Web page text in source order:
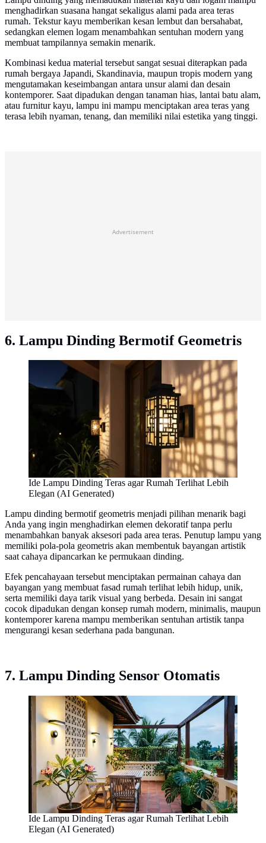
menghadirkan suasana hangat sekaligus alami pada area teras
rumah. Tekstur kayu memberikan kesan lembut dan bersahabat,
sedangkan elemen logam menambahkan sentuhan modern yang
membuat tampilannya semakin menarik.
Kombinasi kedua material tersebut sangat sesuai diterapkan pada
rumah bergaya Japandi, Skandinavia, maupun tropis modern yang
mengutamakan keseimbangan antara unsur alami dan desain
kontemporer. Saat dipadukan dengan tanaman hias, lantai batu alam,
atau furnitur kayu, lampu ini mampu menciptakan area teras yang
terasa lebih nyaman, tenang, dan memiliki nilai estetika yang tinggi.
Advertisement
6. Lampu Dinding Bermotif Geometris
Ide Lampu Dinding Teras agar Rumah Terlihat Lebih
Elegan (AI Generated)
Lampu dinding bermotif geometris menjadi pilihan menarik bagi
Anda yang ingin menghadirkan elemen dekoratif tanpa perlu
menambahkan banyak aksesori pada area teras. Penutup lampu yang
memiliki pola-pola geometris akan membentuk bayangan artistik
saat cahaya dipancarkan ke permukaan dinding.
Efek pencahayaan tersebut menciptakan permainan cahaya dan
bayangan yang membuat fasad rumah terlihat lebih hidup, unik,
serta memiliki daya tarik visual yang berbeda. Desain ini sangat
cocok dipadukan dengan konsep rumah modern, minimalis, maupun
kontemporer karena mampu memberikan sentuhan artistik tanpa
mengurangi kesan sederhana pada bangunan.
7. Lampu Dinding Sensor Otomatis
Ide Lampu Dinding Teras agar Rumah Terlihat Lebih
Elegan (AI Generated)